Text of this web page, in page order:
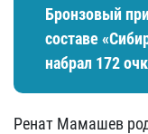
Бронзовый
составе
набрал 172
Ренат Мамашев